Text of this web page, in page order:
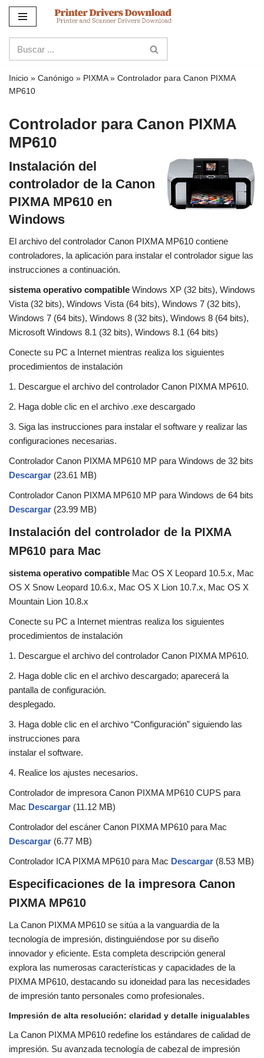
contenido
Inicio » Canónigo » PIXMA» Controlador para Canon PIXMA
MP610
Controlador para Canon PIXMA
MP610
Instalación del
controlador de la Canon
PIXMA MP610 en
Windows
El archivo del controlador Canon PIXMA MP610 contiene
controladores, la aplicación para instalar el controlador sigue las
instrucciones a continuación.
sistema operativo compatible Windows XP (32 bits), Windows
Vista (32 bits), Windows Vista (64 bits), Windows 7 (32 bits),
Windows 7 (64 bits), Windows 8 (32 bits), Windows 8 (64 bits),
Microsoft Windows 8.1 (32 bits), Windows 8.1 (64 bits)
Conecte su PC a Internet mientras realiza los siguientes
procedimientos de instalación
1. Descargue el archivo del controlador Canon PIXMA MP610.
2. Haga doble clic en el archivo .exe descargado
3. Siga las instrucciones para instalar el software y realizar las
configuraciones necesarias.
Controlador Canon PIXMA MP610 MP para Windows de 32 bits
Descargar (23.61 MB)
Controlador Canon PIXMA MP610 MP para Windows de 64 bits
Descargar (23.99 MB)
Instalación del controlador de la PIXMA
MP610 para Mac
sistema operativo compatible Mac OS X Leopard 10.5.x, Mac
OS X Snow Leopard 10.6.x, Mac OS X Lion 10.7.x, Mac OS X
Mountain Lion 10.8.x
Conecte su PC a Internet mientras realiza los siguientes
procedimientos de instalación
1. Descargue el archivo del controlador Canon PIXMA MP610.
2. Haga doble clic en el archivo descargado; aparecerá la
pantalla de configuración.
desplegado.
3. Haga doble clic en el archivo “Configuración” siguiendo las
instrucciones para
instalar el software.
4. Realice los ajustes necesarios.
Controlador de impresora Canon PIXMA MP610 CUPS para
Mac Descargar (11.12 MB)
Controlador del escáner Canon PIXMA MP610 para Mac
Descargar (6.77 MB)
Controlador ICA PIXMA MP610 para Mac Descargar (8.53 MB)
Especificaciones de la impresora Canon
PIXMA MP610
La Canon PIXMA MP610 se sitúa a la vanguardia de la
tecnología de impresión, distinguiéndose por su diseño
innovador y eficiente. Esta completa descripción general
explora las numerosas características y capacidades de la
PIXMA MP610, destacando su idoneidad para las necesidades
de impresión tanto personales como profesionales.
Impresión de alta resolución: claridad y detalle inigualables
La Canon PIXMA MP610 redefine los estándares de calidad de
impresión. Su avanzada tecnología de cabezal de impresión